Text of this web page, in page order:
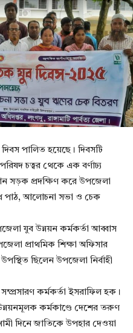
পালিত হয়েছে। দিবসটি
চত্বর থেকে এক বর্ণাঢ্য
সড়ক প্রদক্ষিণ করে উপজেলা
পাঠ, আলোচনা সভা ও চেক
যুব উন্নয়ন কর্মকর্তা আব্বাস
প্রাথমিক শিক্ষা অফিসার
ছিলেন উপজেলা নির্বাহী
কর্মকর্তা ইসরাফিল হক।
কর্মকাণ্ডে দেশের তরুণ
দিনে জাতিকে উপহার দেওয়া